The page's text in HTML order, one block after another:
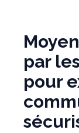
par
pour